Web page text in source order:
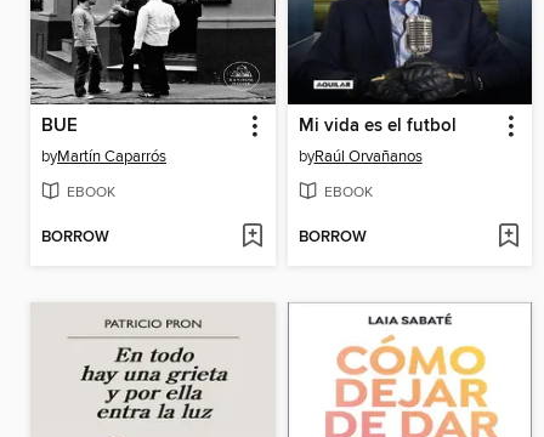
BUE
byMartín Caparrós
EBOOK
BORROW
Mi vida es el futbol
byRaúl Orvañanos
EBOOK
BORROW